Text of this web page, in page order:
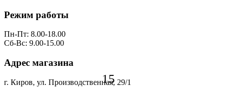
Режим работы
Пн-Пт: 8.00-18.00
Сб-Вс: 9.00-15.00
Адрес магазина
г. Киров, ул. Производственная, 29/1
15